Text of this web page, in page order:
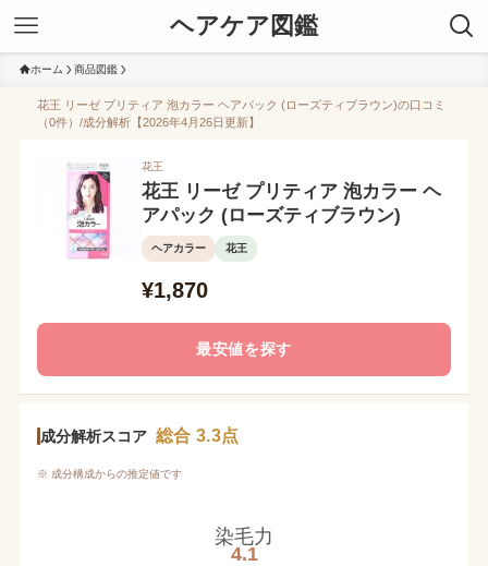
ヘアケア図鑑
ホーム 商品図鑑
花王 リーゼ プリティア 泡カラー ヘアパック (ローズティブラウン)の口コミ
（0件）/成分解析【2026年4月26日更新】
花王
花王 リーゼ プリティア 泡カラー ヘ
アパック (ローズティブラウン)
ヘアカラー 花王
¥1,870
最安値を探す
成分解析スコア 総合 3.3点
※ 成分構成からの推定値です
染毛力
4.1